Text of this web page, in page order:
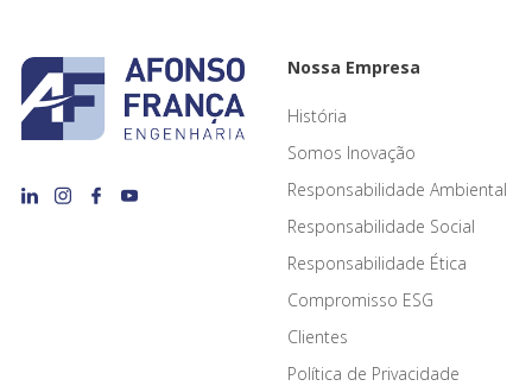
Nossa Empresa
História
Somos Inovação
Responsabilidade Ambiental
Responsabilidade Social
Responsabilidade Ética
Compromisso ESG
Clientes
Política de Privacidade